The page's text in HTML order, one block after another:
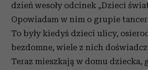
dzień wesoły odcinek „Dzieci
Opowiadam w nim o grupie
To były kiedyś dzieci ulicy,
bezdomne, wiele z nich
Teraz mieszkają w domu dziecka,